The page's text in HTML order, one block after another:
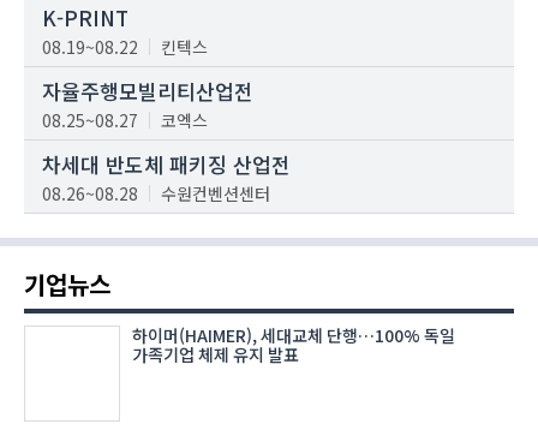
K-PRINT
08.19~08.22 킨텍스
자율주행모빌리티산업전
08.25~08.27 코엑스
차세대 반도체 패키징 산업전
08.26~08.28 수원컨벤션센터
기업뉴스
하이머(HAIMER), 세대교체 단행…100% 독일
가족기업 체제 유지 발표